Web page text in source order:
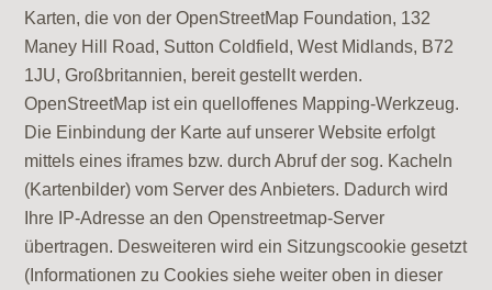
Karten, die von der OpenStreetMap Foundation, 132
Maney Hill Road, Sutton Coldfield, West Midlands, B72
1JU, Großbritannien, bereit gestellt werden.
OpenStreetMap ist ein quelloffenes Mapping-Werkzeug.
Die Einbindung der Karte auf unserer Website erfolgt
mittels eines iframes bzw. durch Abruf der sog. Kacheln
(Kartenbilder) vom Server des Anbieters. Dadurch wird
Ihre IP-Adresse an den Openstreetmap-Server
übertragen. Desweiteren wird ein Sitzungscookie gesetzt
(Informationen zu Cookies siehe weiter oben in dieser